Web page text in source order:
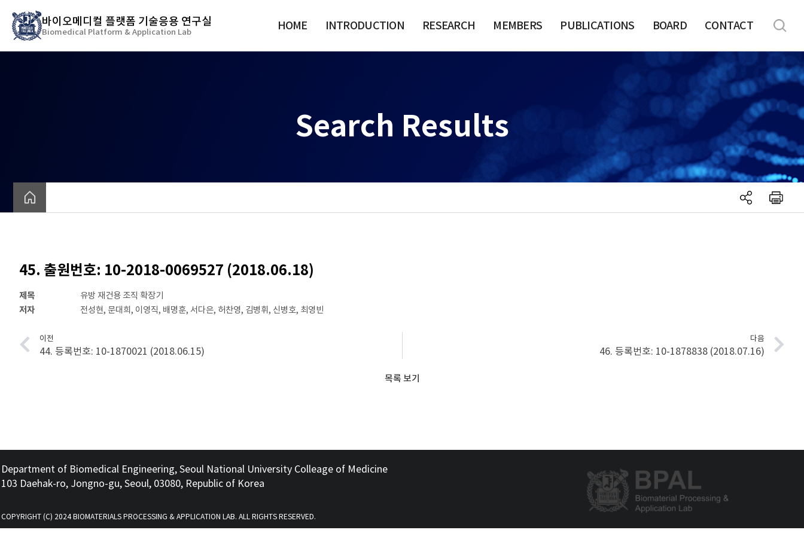
기
바이오메디컬 플랫폼 기술응용 연구실
Biomedical Platform & Application Lab HOME INTRODUCTION RESEARCH MEMBERS PUBLICATIONS BOARD CONTACT
Search Results
45. 출원번호: 10-2018-0069527 (2018.06.18)
제목 유방 재건용 조직 확장기
저자 전성현, 문대희, 이영직, 배명훈, 서다은, 허찬영, 김병휘, 신병호, 최영빈
이전
44. 등록번호: 10-1870021 (2018.06.15)
다음
46. 등록번호: 10-1878838 (2018.07.16)
목록 보기
Department of Biomedical Engineering, Seoul National University Colleage of Medicine
103 Daehak-ro, Jongno-gu, Seoul, 03080, Republic of Korea
COPYRIGHT (C) 2024 BIOMATERIALS PROCESSING & APPLICATION LAB. ALL RIGHTS RESERVED.